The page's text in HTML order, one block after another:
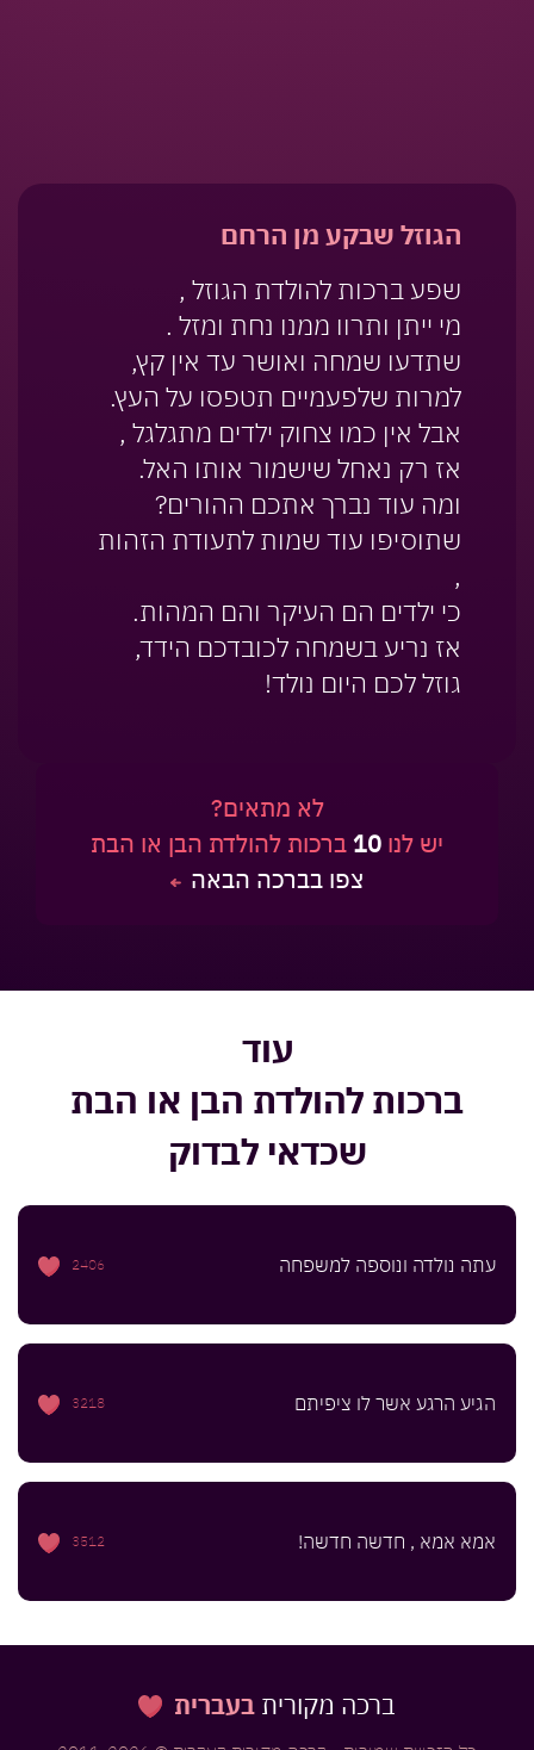
הגוזל שבקע מן הרחם
שפע ברכות להולדת הגוזל ,
מי ייתן ותרוו ממנו נחת ומזל .
שתדעו שמחה ואושר עד אין קץ,
למרות שלפעמיים תטפסו על העץ.
אבל אין כמו צחוק ילדים מתגלגל ,
אז רק נאחל שישמור אותו האל.
ומה עוד נברך אתכם ההורים?
שתוסיפו עוד שמות לתעודת הזהות
,
כי ילדים הם העיקר והם המהות.
אז נריע בשמחה לכובדכם הידד,
גוזל לכם היום נולד!
לא מתאים?
יש לנו 10 ברכות להולדת הבן או הבת
צפו בברכה הבאה
עוד
ברכות להולדת הבן או הבת
שכדאי לבדוק
עתה נולדה ונוספה למשפחה 2406
הגיע הרגע אשר לו ציפיתם 3218
אמא אמא , חדשה חדשה! 3512
ברכה מקורית בעברית